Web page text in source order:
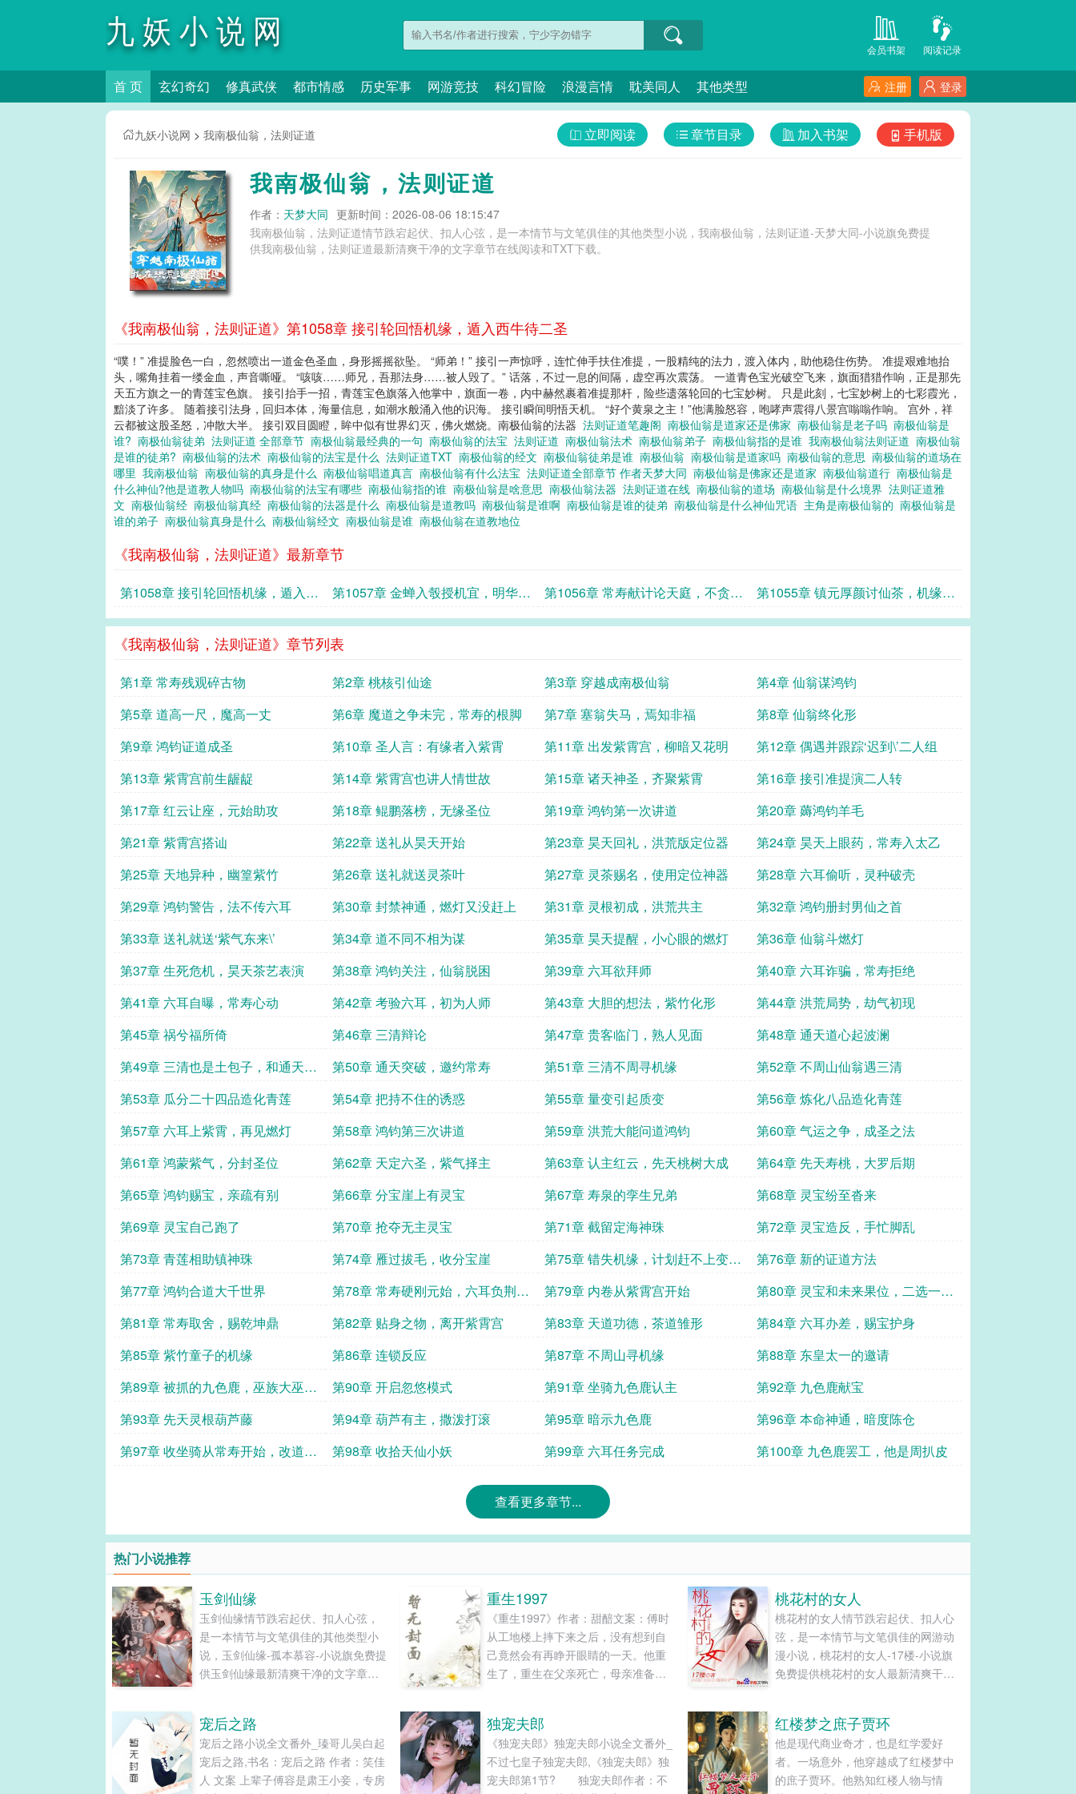
九妖小说网 阅读记录
会员书架
首 页 玄幻奇幻 修真武侠 都市情感 历史军事 网游竞技 科幻冒险 浪漫言情 耽美同人 其他类型 登录
注册
九妖小说网 > 我南极仙翁，法则证道 手机版
加入书架
章节目录
立即阅读
我南极仙翁，法则证道
作者： 天梦大同 更新时间：2026-08-06 18:15:47
我南极仙翁，法则证道情节跌宕起伏、扣人心弦，是一本情节与文笔俱佳的其他类型小说，我南极仙翁，法则证道-天梦大同-小说旗免费提
供我南极仙翁，法则证道最新清爽干净的文字章节在线阅读和TXT下载。
《我南极仙翁，法则证道》第1058章 接引轮回悟机缘，遁入西牛待二圣
“噗！” 准提脸色一白，忽然喷出一道金色圣血，身形摇摇欲坠。 “师弟！” 接引一声惊呼，连忙伸手扶住准提，一股精纯的法力，渡入体内，助他稳住伤势。 准提艰难地抬
头，嘴角挂着一缕金血，声音嘶哑。 “咳咳……师兄，吾那法身……被人毁了。” 话落，不过一息的间隔，虚空再次震荡。 一道青色宝光破空飞来，旗面猎猎作响，正是那先
天五方旗之一的青莲宝色旗。 接引抬手一招，青莲宝色旗落入他掌中，旗面一卷，内中赫然裹着准提那杆，险些遗落轮回的七宝妙树。 只是此刻，七宝妙树上的七彩霞光，
黯淡了许多。 随着接引法身，回归本体，海量信息，如潮水般涌入他的识海。 接引瞬间明悟天机。 “好个黄泉之主！”他满脸怒容，咆哮声震得八景宫嗡嗡作响。 宫外，祥
云都被这股圣怒，冲散大半。 接引双目圆瞪，眸中似有世界幻灭，佛火燃烧。南极仙翁的法器 法则证道笔趣阁 南极仙翁是道家还是佛家 南极仙翁是老子吗 南极仙翁是
谁? 南极仙翁徒弟 法则证道 全部章节 南极仙翁最经典的一句 南极仙翁的法宝 法则证道 南极仙翁法术 南极仙翁弟子 南极仙翁指的是谁 我南极仙翁法则证道 南极仙翁
是谁的徒弟? 南极仙翁的法术 南极仙翁的法宝是什么 法则证道TXT 南极仙翁的经文 南极仙翁徒弟是谁 南极仙翁 南极仙翁是道家吗 南极仙翁的意思 南极仙翁的道场在
哪里 我南极仙翁 南极仙翁的真身是什么 南极仙翁唱道真言 南极仙翁有什么法宝 法则证道全部章节 作者天梦大同 南极仙翁是佛家还是道家 南极仙翁道行 南极仙翁是
什么神仙?他是道教人物吗 南极仙翁的法宝有哪些 南极仙翁指的谁 南极仙翁是啥意思 南极仙翁法器 法则证道在线 南极仙翁的道场 南极仙翁是什么境界 法则证道雅
文 南极仙翁经 南极仙翁真经 南极仙翁的法器是什么 南极仙翁是道教吗 南极仙翁是谁啊 南极仙翁是谁的徒弟 南极仙翁是什么神仙咒语 主角是南极仙翁的 南极仙翁是
谁的弟子 南极仙翁真身是什么 南极仙翁经文 南极仙翁是谁 南极仙翁在道教地位
《我南极仙翁，法则证道》最新章节
第1058章 接引轮回悟机缘，遁入西
牛待二圣
第1057章 金蝉入彀授机宜，明华真
经悟佛性
第1056章 常寿献计论天庭，不贪虚
名求实权
第1055章 镇元厚颜讨仙茶，机缘将
至问何求
《我南极仙翁，法则证道》章节列表
第1章 常寿残观碎古物 第2章 桃核引仙途 第3章 穿越成南极仙翁
第4章 仙翁谋鸿钧
第5章 道高一尺，魔高一丈
第6章 魔道之争未完，常寿的根脚 第7章 塞翁失马，焉知非福
第8章 仙翁终化形
第9章 鸿钧证道成圣
第10章 圣人言：有缘者入紫霄 第11章 出发紫霄宫，柳暗又花明
第12章 偶遇并跟踪‘迟到\’二人组
第13章 紫霄宫前生龌龊
第14章 紫霄宫也讲人情世故 第15章 诸天神圣，齐聚紫霄
第16章 接引准提演二人转
第17章 红云让座，元始助攻
第18章 鲲鹏落榜，无缘圣位 第19章 鸿钧第一次讲道
第20章 薅鸿钧羊毛
第21章 紫霄宫搭讪
第22章 送礼从昊天开始 第23章 昊天回礼，洪荒版定位器
第24章 昊天上眼药，常寿入太乙
第25章 天地异种，幽篁紫竹
第26章 送礼就送灵茶叶 第27章 灵茶赐名，使用定位神器
第28章 六耳偷听，灵种破壳
第29章 鸿钧警告，法不传六耳
第30章 封禁神通，燃灯又没赶上 第31章 灵根初成，洪荒共主
第32章 鸿钧册封男仙之首
第33章 送礼就送‘紫气东来\’
第34章 道不同不相为谋 第35章 昊天提醒，小心眼的燃灯
第36章 仙翁斗燃灯
第37章 生死危机，昊天茶艺表演
第38章 鸿钧关注，仙翁脱困 第39章 六耳欲拜师
第40章 六耳诈骗，常寿拒绝
第41章 六耳自曝，常寿心动
第42章 考验六耳，初为人师 第43章 大胆的想法，紫竹化形
第44章 洪荒局势，劫气初现
第45章 祸兮福所倚
第46章 三清辩论 第47章 贵客临门，熟人见面
第48章 通天道心起波澜
第49章 三清也是土包子，和通天谈
玄论道
第50章 通天突破，邀约常寿 第51章 三清不周寻机缘
第52章 不周山仙翁遇三清
第53章 瓜分二十四品造化青莲
第54章 把持不住的诱惑 第55章 量变引起质变
第56章 炼化八品造化青莲
第57章 六耳上紫霄，再见燃灯
第58章 鸿钧第三次讲道 第59章 洪荒大能问道鸿钧
第60章 气运之争，成圣之法
第61章 鸿蒙紫气，分封圣位
第62章 天定六圣，紫气择主 第63章 认主红云，先天桃树大成
第64章 先天寿桃，大罗后期
第65章 鸿钧赐宝，亲疏有别
第66章 分宝崖上有灵宝 第67章 寿泉的孪生兄弟
第68章 灵宝纷至沓来
第69章 灵宝自己跑了
第70章 抢夺无主灵宝 第71章 截留定海神珠
第72章 灵宝造反，手忙脚乱
第73章 青莲相助镇神珠
第74章 雁过拔毛，收分宝崖
第75章 错失机缘，计划赶不上变化
快
第76章 新的证道方法
第77章 鸿钧合道大千世界
第78章 常寿硬刚元始，六耳负荆请
罪
第79章 内卷从紫霄宫开始
第80章 灵宝和未来果位，二选一了
却因果
第81章 常寿取舍，赐乾坤鼎 第82章 贴身之物，离开紫霄宫 第83章 天道功德，茶道雏形
第84章 六耳办差，赐宝护身
第85章 紫竹童子的机缘
第86章 连锁反应 第87章 不周山寻机缘
第88章 东皇太一的邀请
第89章 被抓的九色鹿，巫族大巫夸
父
第90章 开启忽悠模式 第91章 坐骑九色鹿认主
第92章 九色鹿献宝
第93章 先天灵根葫芦藤
第94章 葫芦有主，撒泼打滚 第95章 暗示九色鹿
第96章 本命神通，暗度陈仓
第97章 收坐骑从常寿开始，改道不
第98章 收拾天仙小妖 第99章 六耳任务完成 第100章 九色鹿罢工，他是周扒皮
查看更多章节...
热门小说推荐
玉剑仙缘
玉剑仙缘情节跌宕起伏、扣人心弦，
是一本情节与文笔俱佳的其他类型小
说，玉剑仙缘-孤本慕容-小说旗免费提
供玉剑仙缘最新清爽干净的文字章节
重生1997
《重生1997》作者：甜醅文案：傅时
从工地楼上摔下来之后，没有想到自
己竟然会有再睁开眼睛的一天。他重
生了，重生在父亲死亡，母亲准备卷
得换一种活法。至少，得夺回房产，
努力养活自己弟弟和妹妹，摆脱前世
悲惨的命运吧？平安喜乐，才不枉费
重生一回。1、还是男主文，不喜勿
桃花村的女人
桃花村的女人情节跌宕起伏、扣人心
弦，是一本情节与文笔俱佳的网游动
漫小说，桃花村的女人-17楼-小说旗
免费提供桃花村的女人最新清爽干净
宠后之路
宠后之路小说全文番外_瑧哥儿吴白起
宠后之路,书名：宠后之路 作者：笑佳
人 文案 上辈子傅容是肃王小妾，专房
独宠夫郎
《独宠夫郎》独宠夫郎小说全文番外_
不过七皇子独宠夫郎,《独宠夫郎》独
宠夫郎第1节? 独宠夫郎作者：不
红楼梦之庶子贾环
他是现代商业奇才，也是红学爱好
者。一场意外，他穿越成了红楼梦中
的庶子贾环。他熟知红楼人物与情